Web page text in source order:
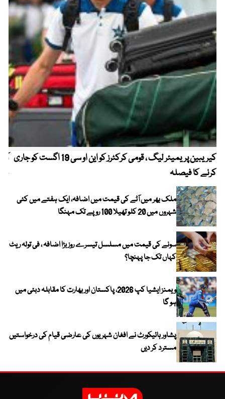
کیریبین پریمیئر لیگ ، قومی کرکٹرز کو این او سی 19 اگست کو جاری
کرنے کا فیصلہ
ملک بھر میں آٹے کی قیمت میں اضافہ، ایک ہفتے میں کئی
شہروں میں 20 کلو تھیلا 100 روپے تک مہنگا
سونے کی قیمت میں مسلسل تیسرے روز بڑا اضافہ ، فی تولہ ریٹ
کہاں تک جا پہنچا؟
ویمنز ایشیا کپ 2026، پاکستان اور بھارت کا مقابلہ دبئی میں
ہو گا
پشاور ہائیکورٹ نے افغان شہریوں کی عارضی قیام کی درخواستیں
مسترد کر دیں